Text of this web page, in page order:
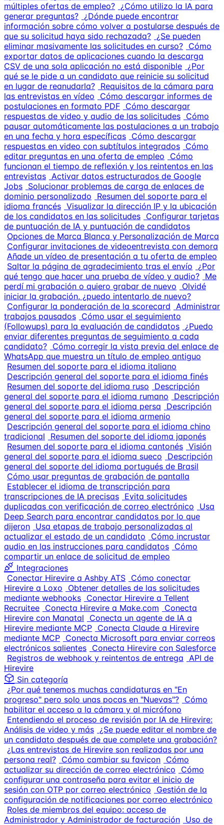
múltiples ofertas de empleo? ¿Cómo utilizo la IA para
generar preguntas? ¿Dónde puede encontrar
información sobre cómo volver a postularse después de
que su solicitud haya sido rechazada? ¿Se pueden
eliminar masivamente las solicitudes en curso? Cómo
exportar datos de aplicaciones cuando la descarga
CSV de una sola aplicación no está disponible ¿Por
qué se le pide a un candidato que reinicie su solicitud
en lugar de reanudarla? Requisitos de la cámara para
las entrevistas en vídeo
Cómo descargar informes de
postulaciones en formato PDF Cómo descargar
respuestas de video y audio de las solicitudes Cómo
pausar automáticamente las postulaciones a un trabajo
en una fecha y hora específicas Cómo descargar
respuestas en video con subtítulos integrados Cómo
editar preguntas en una oferta de empleo
Cómo
funcionan el tiempo de reflexión y los reintentos en las
entrevistas Activar datos estructurados de Google
Jobs Solucionar problemas de carga de enlaces de
dominio personalizado
Resumen del soporte para el
idioma francés Visualizar la dirección IP y la ubicación
de los candidatos en las solicitudes Configurar tarjetas
de puntuación de IA y puntuación de candidatos
Opciones de Marca Blanca y Personalización de Marca
Configurar invitaciones de videoentrevista con demora
Añade un vídeo de presentación a tu oferta de empleo
Saltar la página de agradecimiento tras el envío
¿Por
qué tengo que hacer una prueba de vídeo y audio? Me
perdí mi grabación o quiero grabar de nuevo
Olvidé
iniciar la grabación, ¿puedo intentarlo de nuevo?
Configurar la ponderación de la scorecard Administrar
trabajos pausados Cómo usar el seguimiento
(Followups) para la evaluación de candidatos ¿Puedo
enviar diferentes preguntas de seguimiento a cada
candidato? Cómo corregir la vista previa del enlace de
WhatsApp que muestra un título de empleo antiguo
Resumen del soporte para el idioma italiano
Descripción general del soporte para el idioma finés
Resumen del soporte del idioma ruso
Descripción
general del soporte para el idioma rumano
Descripción
general del soporte para el idioma persa
Descripción
general del soporte para el idioma armenio
Descripción general del soporte para el idioma chino
tradicional
Resumen del soporte del idioma japonés
Resumen del soporte para el idioma cantonés Visión
general del soporte para el idioma sueco
Descripción
general del soporte del idioma portugués de Brasil
Cómo usar preguntas de grabación de pantalla
Establecer el idioma de transcripción para
transcripciones de IA precisas Evita solicitudes
duplicadas con verificación de correo electrónico
Usa
Deep Search para encontrar candidatos por lo que
dijeron Usa etapas de trabajo personalizadas al
actualizar el estado de un candidato
Cómo incrustar
audio en las instrucciones para candidatos Cómo
compartir un enlace de solicitud de empleo
Integraciones
Conectar Hirevire a Ashby ATS Cómo conectar
Hirevire a Loxo
Obtener detalles de las solicitudes
mediante webhooks Conectar Hirevire a Tellent
Recruitee Conecta Hirevire a Make.com
Conecta
Hirevire con Manatal
Conecta un agente de IA a
Hirevire mediante MCP Conecta Claude a Hirevire
mediante MCP Conecta Microsoft para enviar correos
electrónicos salientes Conecta Hirevire con Salesforce
Registros de webhook y reintentos de entrega API de
Hirevire
Sin categoría
¿Por qué tenemos muchas candidaturas en "En
progreso" pero solo unas pocas en "Nuevas"? Cómo
habilitar el acceso a la cámara y al micrófono
Entendiendo el proceso de revisión por IA de Hirevire:
Análisis de video y más ¿Se puede editar el nombre de
un candidato después de que complete una grabación?
¿Las entrevistas de Hirevire son realizadas por una
persona real? Cómo cambiar su favicon Cómo
actualizar su dirección de correo electrónico
Cómo
configurar una contraseña para evitar el inicio de
sesión con OTP por correo electrónico
Gestión de la
configuración de notificaciones por correo electrónico
Roles de miembros del equipo: acceso de
Administrador y Administrador de facturación Uso de